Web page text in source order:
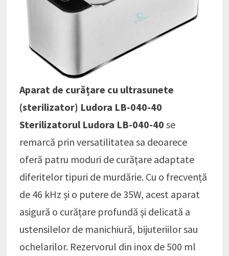
Aparat de curățare cu ultrasunete
(sterilizator) Ludora LB-040-40
Sterilizatorul Ludora LB-040-40 se
remarcă prin versatilitatea sa deoarece
oferă patru moduri de curățare adaptate
diferitelor tipuri de murdărie. Cu o frecvență
de 46 kHz și o putere de 35W, acest aparat
asigură o curățare profundă și delicată a
ustensilelor de manichiură, bijuteriilor sau
ochelarilor. Rezervorul din inox de 500 ml